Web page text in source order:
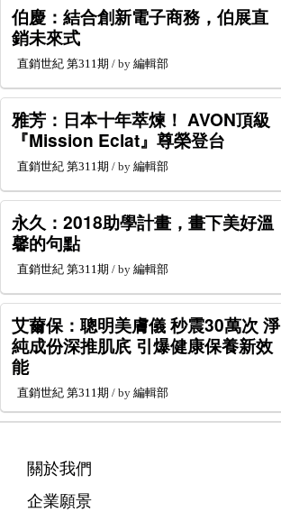
伯慶：結合創新電子商務，伯展直
銷未來式
直銷世紀 第311期 / by 編輯部
雅芳：日本十年萃煉！ AVON頂級
『Mission Eclat』尊榮登台
直銷世紀 第311期 / by 編輯部
永久：2018助學計畫，畫下美好溫
馨的句點
直銷世紀 第311期 / by 編輯部
艾薾保：聰明美膚儀 秒震30萬次 淨
純成份深推肌㡳 引爆健康保養新效
能
直銷世紀 第311期 / by 編輯部
關於我們
企業願景